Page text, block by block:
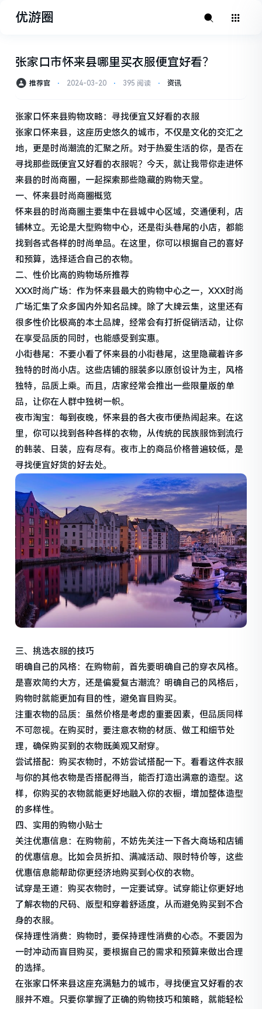
优游圈
张家口市怀来县哪里买衣服便宜好看？
推荐官 ⋅ 2024-03-20 ⋅ 395 阅读 ⋅ 资讯
张家口怀来县购物攻略：寻找便宜又好看的衣服
张家口怀来县，这座历史悠久的城市，不仅是文化的交汇之
地，更是时尚潮流的汇聚之所。对于热爱生活的你，是否在
寻找那些既便宜又好看的衣服呢？今天，就让我带你走进怀
来县的时尚商圈，一起探索那些隐藏的购物天堂。
一、怀来县时尚商圈概览
怀来县的时尚商圈主要集中在县城中心区域，交通便利，店
铺林立。无论是大型购物中心，还是街头巷尾的小店，都能
找到各式各样的时尚单品。在这里，你可以根据自己的喜好
和预算，选择适合自己的衣物。
二、性价比高的购物场所推荐
XXX时尚广场：作为怀来县最大的购物中心之一，XXX时尚
广场汇集了众多国内外知名品牌。除了大牌云集，这里还有
很多性价比极高的本土品牌，经常会有打折促销活动，让你
在享受品质的同时，也能感受到实惠。
小街巷尾：不要小看了怀来县的小街巷尾，这里隐藏着许多
独特的时尚小店。这些店铺的服装多以原创设计为主，风格
独特，品质上乘。而且，店家经常会推出一些限量版的单
品，让你在人群中独树一帜。
夜市淘宝：每到夜晚，怀来县的各大夜市便热闹起来。在这
里，你可以找到各种各样的衣物，从传统的民族服饰到流行
的韩装、日装，应有尽有。夜市上的商品价格普遍较低，是
寻找便宜好货的好去处。
三、挑选衣服的技巧
明确自己的风格：在购物前，首先要明确自己的穿衣风格。
是喜欢简约大方，还是偏爱复古潮流？明确自己的风格后，
购物时就能更加有目的性，避免盲目购买。
注重衣物的品质：虽然价格是考虑的重要因素，但品质同样
不可忽视。在购买时，要注意衣物的材质、做工和细节处
理，确保购买到的衣物既美观又耐穿。
尝试搭配：购买衣物时，不妨尝试搭配一下。看看这件衣服
与你的其他衣物是否搭配得当，能否打造出满意的造型。这
样，你购买的衣物就能更好地融入你的衣橱，增加整体造型
的多样性。
四、实用的购物小贴士
关注优惠信息：在购物前，不妨先关注一下各大商场和店铺
的优惠信息。比如会员折扣、满减活动、限时特价等，这些
优惠信息能帮助你更经济地购买到心仪的衣物。
试穿是王道：购买衣物时，一定要试穿。试穿能让你更好地
了解衣物的尺码、版型和穿着舒适度，从而避免购买到不合
身的衣服。
保持理性消费：购物时，要保持理性消费的心态。不要因为
一时冲动而盲目购买，要根据自己的需求和预算来做出合理
的选择。
在张家口怀来县这座充满魅力的城市，寻找便宜又好看的衣
服并不难。只要你掌握了正确的购物技巧和策略，就能轻松